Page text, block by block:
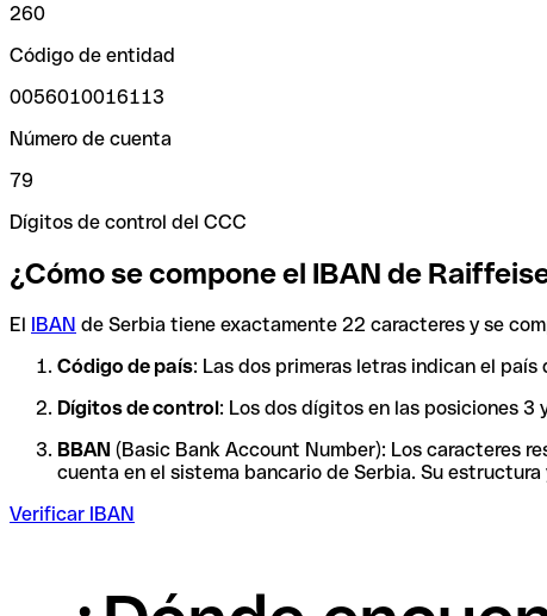
260
Código de entidad
0056010016113
Número de cuenta
79
Dígitos de control del CCC
¿Cómo se compone el IBAN de
El IBAN de Serbia tiene exactamente 22 caracteres y se
Código de país: Las dos primeras letras indican el
Dígitos de control: Los dos dígitos en las posiciones
BBAN (Basic Bank Account Number): Los caracteres
cuenta en el sistema bancario de Serbia. Su
Verificar IBAN